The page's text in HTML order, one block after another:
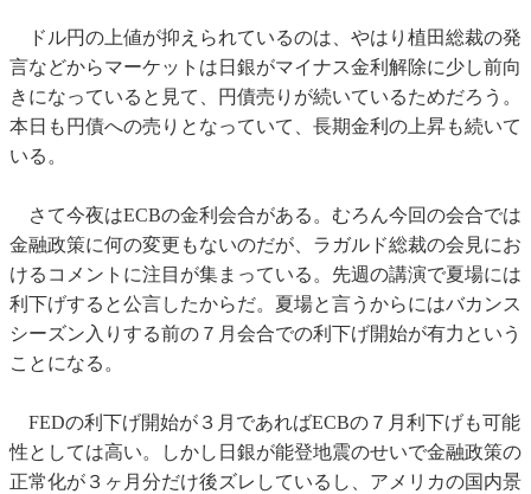
ドル円の上値が抑えられているのは、やはり植田総裁の発
言などからマーケットは日銀がマイナス金利解除に少し前向
きになっていると見て、円債売りが続いているためだろう。
本日も円債への売りとなっていて、長期金利の上昇も続いて
いる。
さて今夜はECBの金利会合がある。むろん今回の会合では
金融政策に何の変更もないのだが、ラガルド総裁の会見にお
けるコメントに注目が集まっている。先週の講演で夏場には
利下げすると公言したからだ。夏場と言うからにはバカンス
シーズン入りする前の７月会合での利下げ開始が有力という
ことになる。
FEDの利下げ開始が３月であればECBの７月利下げも可能
性としては高い。しかし日銀が能登地震のせいで金融政策の
正常化が３ヶ月分だけ後ズレしているし、アメリカの国内景